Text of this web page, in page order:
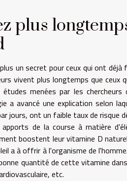
plus
un secret pour ceux qui ont
vivent plus longtemps que ceux
études menées par les
a avancé une explication selon
jours, ont un faible taux de risque
apports de la course à matière
boostent leur vitamine D
a à offrir à l'organisme de
quantité de cette vitamine
etc.